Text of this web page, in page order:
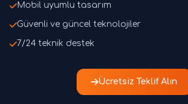
Mobil uyumlu tasarım
Güvenli ve güncel teknolojiler
7/24 teknik destek
Ücretsiz Teklif Alın